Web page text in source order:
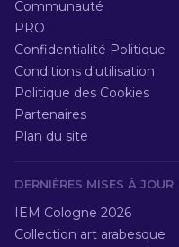
Communauté
PRO
Confidentialité Politique
Conditions d'utilisation
Politique des Cookies
Partenaires
Plan du site
DERNIÈRES MISES À JOUR
IEM Cologne 2026
Collection art arabesque